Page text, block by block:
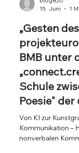
blog820
15. Juni
1
BMB unter